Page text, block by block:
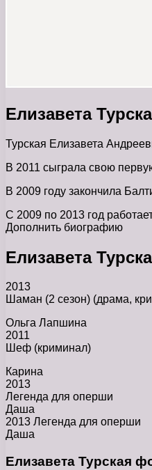
Елизавета
Турская Елизавета
В 2011 сыграла свою
В 2009 году закончила
С 2009 по 2013 год
Дополнить биографию
Елизавета
2013
Шаман (2 сезон) (драма,
Ольга Лапшина
2011
Шеф (криминал)
Карина
2013
Легенда для оперши
Даша
2013 Легенда для оперши
Даша
Елизавета Турская